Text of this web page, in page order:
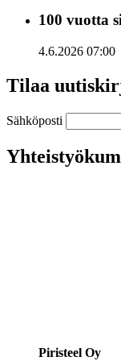
100 vuotta
4.6.2026 07:00
Tilaa
Sähköposti
Piristeel Oy